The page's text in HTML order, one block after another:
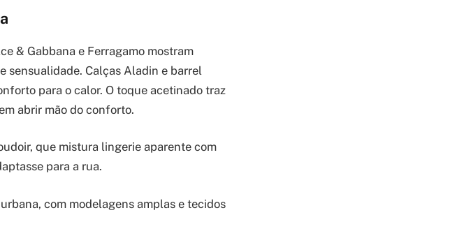
& Gabbana e Ferragamo mostram
sensualidade. Calças Aladin e barrel
para o calor. O toque acetinado traz
abrir mão do conforto.
que mistura lingerie aparente com
para a rua.
com modelagens amplas e tecidos